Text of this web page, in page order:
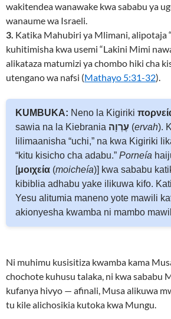
wakitendea wanawake kwa sababu ya
wanaume wa Israeli.
3. Katika Mahubiri ya Mlimani, alipotaja
kuhitimisha kwa usemi “Lakini Mimi
alikataza matumizi ya chombo hiki cha
utengano wa nafsi (Mathayo 5:31-32).
KUMBUKA: Neno la Kigiriki
sawia na la Kiebrania עֶרְוָה (ervah).
lilimaanisha “uchi,” na kwa Kigiriki
“kitu kisicho cha adabu.” Porneía
[μοιχεία (moicheía)] kwa sababu
kibiblia adhabu yake ilikuwa kifo.
Yesu alitumia maneno yote mawili
akionyesha kwamba ni mambo
Ni muhimu kusisitiza kwamba kama
chochote kuhusu talaka, ni kwa sababu
kufanya hivyo — afinali, Musa alikuwa
tu kile alichosikia kutoka kwa Mungu.